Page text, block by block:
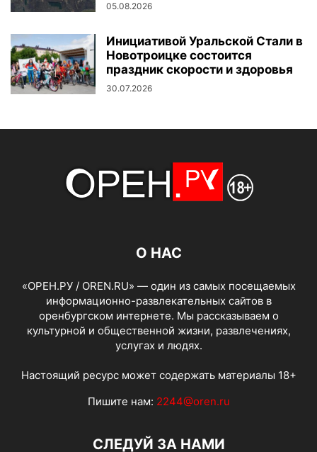
05.08.2026
Инициативой Уральской Стали в
Новотроицке состоится
праздник скорости и здоровья
30.07.2026
О НАС
«ОРЕН.РУ / OREN.RU» — один из самых посещаемых
информационно-развлекательных сайтов в
оренбургском интернете. Мы рассказываем о
культурной и общественной жизни, развлечениях,
услугах и людях.
Настоящий ресурс может содержать материалы 18+
Пишите нам: 2244@oren.ru
СЛЕДУЙ ЗА НАМИ